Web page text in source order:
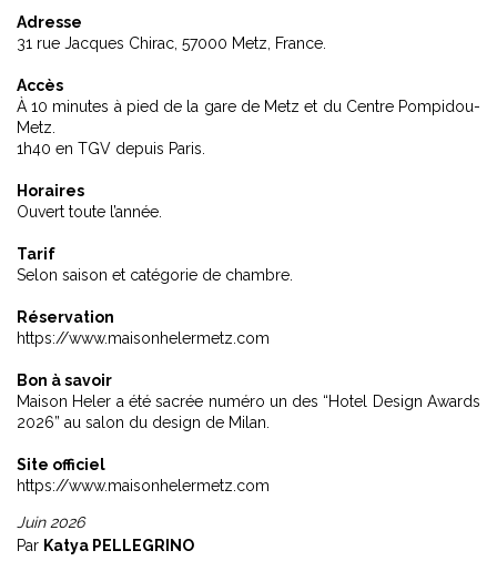
Adresse
31 rue Jacques Chirac, 57000 Metz, France.
Accès
À 10 minutes à pied de la gare de Metz et du Centre Pompidou-
Metz.
1h40 en TGV depuis Paris.
Horaires
Ouvert toute l’année.
Tarif
Selon saison et catégorie de chambre.
Réservation
https://www.maisonhelermetz.com
Bon à savoir
Maison Heler a été sacrée numéro un des “Hotel Design Awards
2026” au salon du design de Milan.
Site officiel
https://www.maisonhelermetz.com
Juin 2026
Par Katya PELLEGRINO